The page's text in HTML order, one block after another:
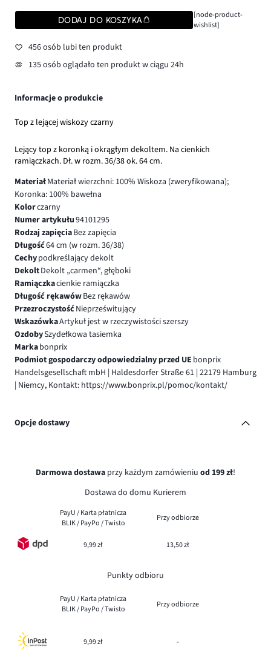
DODAJ DO KOSZYKA
[node-product-
wishlist]
456 osób lubi ten produkt
135 osób oglądało ten produkt w ciągu 24h
Informacje o produkcie
Top z lejącej wiskozy czarny
Lejący top z koronką i okrągłym dekoltem. Na cienkich
ramiączkach. Dł. w rozm. 36/38 ok. 64 cm.
MateriałMateriał wierzchni: 100% Wiskoza (zweryfikowana);
Koronka: 100% bawełna
Kolorczarny
Numer artykułu94101295
Rodzaj zapięciaBez zapięcia
Długość64 cm (w rozm. 36/38)
Cechypodkreślający dekolt
DekoltDekolt „carmen“, głęboki
Ramiączkacienkie ramiączka
Długość rękawówBez rękawów
PrzezroczystośćNieprześwitujący
WskazówkaArtykuł jest w rzeczywistości szerszy
OzdobySzydełkowa tasiemka
Markabonprix
Podmiot gospodarczy odpowiedzialny przed UE bonprix
Handelsgesellschaft mbH | Haldesdorfer Straße 61 | 22179 Hamburg
| Niemcy, Kontakt: https://www.bonprix.pl/pomoc/kontakt/
Opcje dostawy
Darmowa dostawa przy każdym zamówieniu od 199 zł!
Dostawa do domu Kurierem
PayU / Karta płatnicza
BLIK / PayPo / Twisto
Przy odbiorze
9,99 zł 13,50 zł
Punkty odbioru
PayU / Karta płatnicza
BLIK / PayPo / Twisto
Przy odbiorze
9,99 zł -